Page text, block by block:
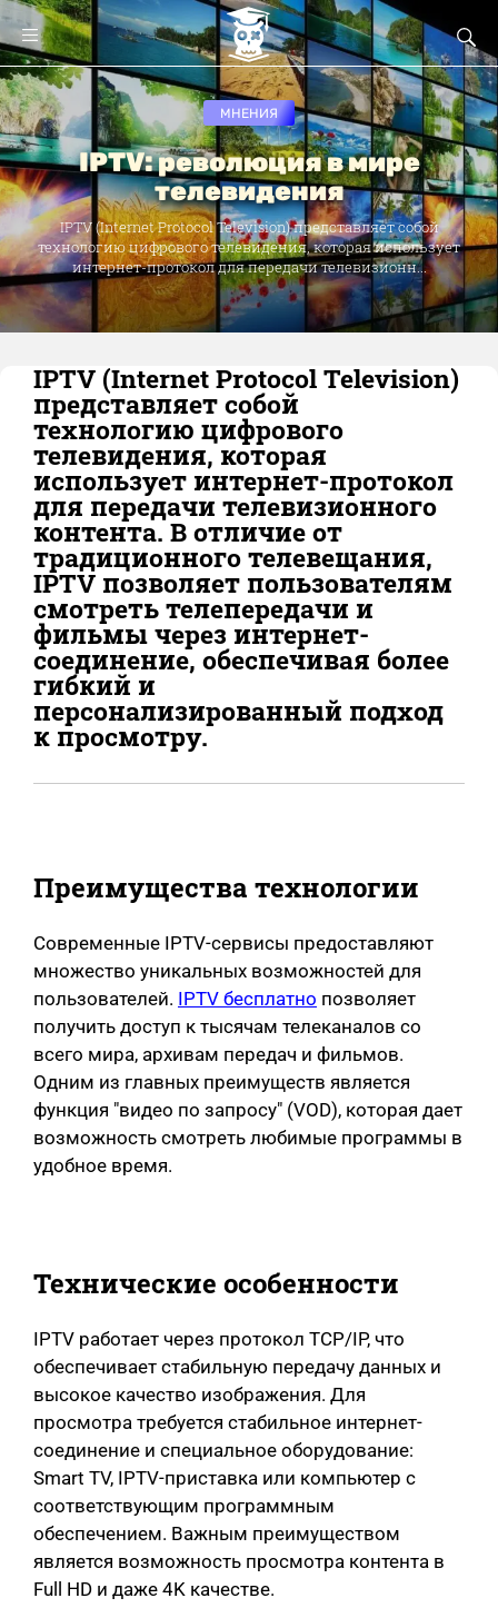
МНЕНИЯ
IPTV: революция в мире
телевидения
IPTV (Internet Protocol Television) представляет собой
технологию цифрового телевидения, которая использует
интернет-протокол для передачи телевизионн...
IPTV (Internet Protocol Television)
представляет собой
технологию цифрового
телевидения, которая
использует интернет-протокол
для передачи телевизионного
контента. В отличие от
традиционного телевещания,
IPTV позволяет пользователям
смотреть телепередачи и
фильмы через интернет-
соединение, обеспечивая более
гибкий и
персонализированный подход
к просмотру.
Преимущества технологии
Современные IPTV-сервисы предоставляют
множество уникальных возможностей для
пользователей. IPTV бесплатно позволяет
получить доступ к тысячам телеканалов со
всего мира, архивам передач и фильмов.
Одним из главных преимуществ является
функция "видео по запросу" (VOD), которая дает
возможность смотреть любимые программы в
удобное время.
Технические особенности
IPTV работает через протокол TCP/IP, что
обеспечивает стабильную передачу данных и
высокое качество изображения. Для
просмотра требуется стабильное интернет-
соединение и специальное оборудование:
Smart TV, IPTV-приставка или компьютер с
соответствующим программным
обеспечением. Важным преимуществом
является возможность просмотра контента в
Full HD и даже 4K качестве.